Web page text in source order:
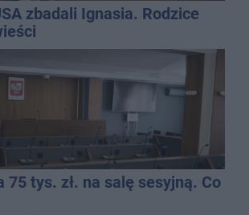
zbadali Ignasia. Rodzice
75 tys. zł. na salę sesyjną. Co